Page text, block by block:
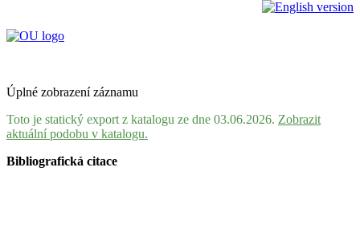
Úplné zobrazení záznamu
Toto je statický export z katalogu ze dne 03.06.2026. Zobrazit
aktuální podobu v katalogu.
Bibliografická citace